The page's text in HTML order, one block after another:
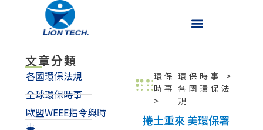
文章分類
各國環保法規
全球環保時事
歐盟WEEE指令與時
事
環保
時事
>
環保時事
>
各國環保法
規
捲土重來 美環保署